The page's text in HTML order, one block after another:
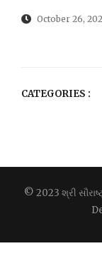
October 26,
CATEGORIES :
© 2023 શ્રી